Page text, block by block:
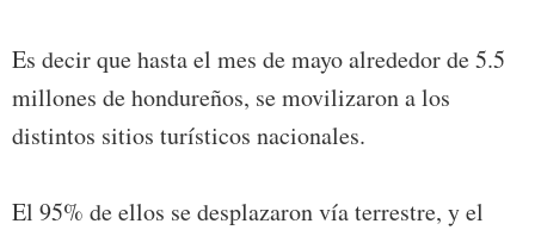
Es decir que hasta el mes de mayo alrededor de 5.5
millones de hondureños, se movilizaron a los
distintos sitios turísticos nacionales.
El 95% de ellos se desplazaron vía terrestre, y el